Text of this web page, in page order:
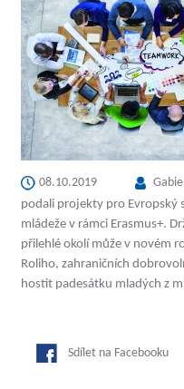
08.10.2019
podali projekty pro Evropský
mládeže v rámci Erasmus+.
přilehlé okolí může v novém
Roliho, zahraničních
hostit padesátku mladých z
Sdílet na Facebooku